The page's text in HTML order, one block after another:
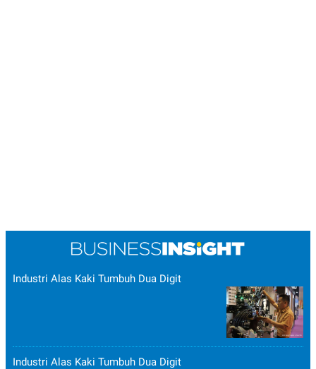
Industri Alas Kaki Tumbuh Dua Digit
Industri Alas Kaki Tumbuh Dua Digit